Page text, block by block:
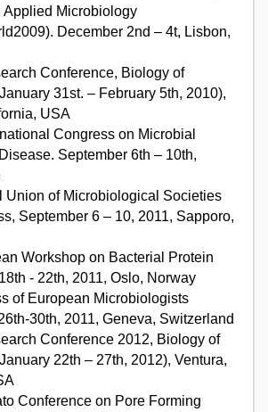
Applied Microbiology
December 2nd – 4t, Lisbon,
Conference, Biology of
31st. – February 5th, 2010),
USA
Congress on Microbial
September 6th – 10th,
Union of Microbiological Societies
September 6 – 10, 2011, Sapporo,
Workshop on Bacterial Protein
- 22th, 2011, Oslo, Norway
of European Microbiologists
30th, 2011, Geneva, Switzerland
Conference 2012, Biology of
22th – 27th, 2012), Ventura,
Conference on Pore Forming